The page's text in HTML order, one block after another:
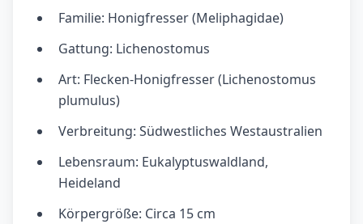
Familie: Honigfresser (Meliphagidae)
Gattung: Lichenostomus
Art: Flecken-Honigfresser (Lichenostomus
plumulus)
Verbreitung: Südwestliches Westaustralien
Lebensraum: Eukalyptuswaldland,
Heideland
Körpergröße: Circa 15 cm